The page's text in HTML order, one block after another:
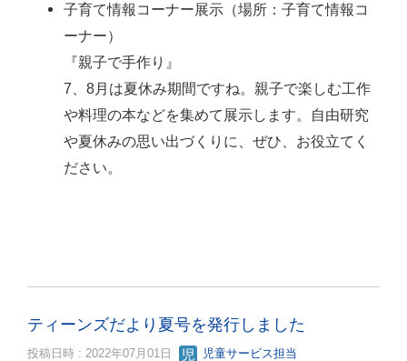
子育て情報コーナー展示（場所：子育て情報コ
ーナー）
『親子で手作り』
7、8月は夏休み期間ですね。親子で楽しむ工作
や料理の本などを集めて展示します。自由研究
や夏休みの思い出づくりに、ぜひ、お役立てく
ださい。
ティーンズだより夏号を発行しました
投稿日時 : 2022年07月01日 児童サービス担当